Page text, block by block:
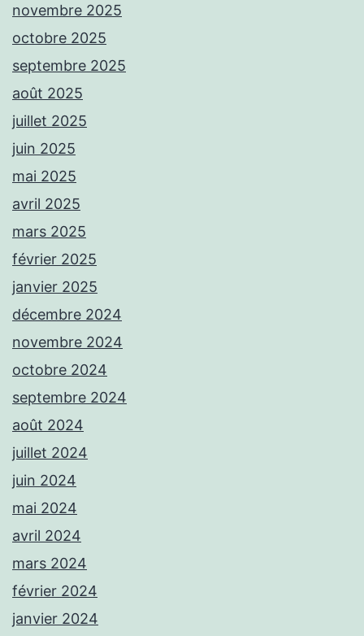
novembre 2025
octobre 2025
septembre 2025
août 2025
juillet 2025
juin 2025
mai 2025
avril 2025
mars 2025
février 2025
janvier 2025
décembre 2024
novembre 2024
octobre 2024
septembre 2024
août 2024
juillet 2024
juin 2024
mai 2024
avril 2024
mars 2024
février 2024
janvier 2024